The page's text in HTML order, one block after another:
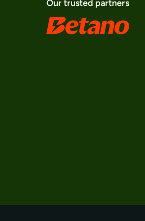
Our trusted partners